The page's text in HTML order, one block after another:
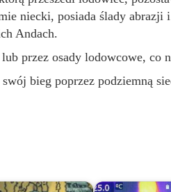
niecki, posiada ślady abrazji
Andach.
przez osady lodowcowe, co
bieg poprzez podziemną